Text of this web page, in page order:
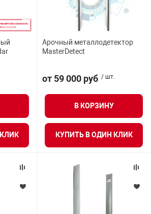
Арочный металлодетектор
MasterDetect
от 59 000 руб / шт.
В КОРЗИНУ
КУПИТЬ В ОДИН КЛИК